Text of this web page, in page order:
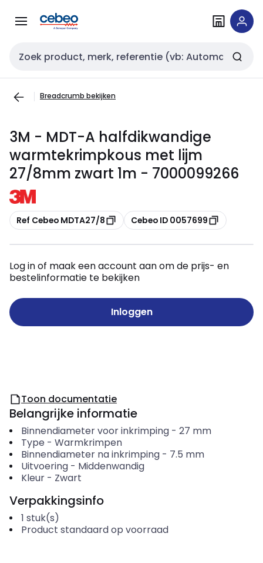
naar
naar
Zoekveld invoer
Breadcrumb bekijken
3M - MDT-A halfdikwandige
warmtekrimpkous met lijm
27/8mm zwart 1m - 7000099266
Kopiëren
Ref Cebeo MDTA27/8 Kopiëren
Cebeo ID 0057699
Log in of maak een account aan om de prijs- en
bestelinformatie te bekijken
Inloggen
Toon documentatie
Belangrijke informatie
Binnendiameter voor inkrimping- 27 mm
Type - Warmkrimpen
Binnendiameter na inkrimping- 7.5 mm
Uitvoering- Middenwandig
Kleur- Zwart
Verpakkingsinfo
1 stuk(s)
Product standaard op voorraad